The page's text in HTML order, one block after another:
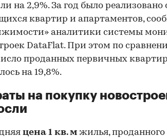
на 2,9%. За год было реализовано
квартир и апартаментов,
аналитики системы
DataFlat. При этом по
проданных первичных
на 19,8%.
на покупку
цена 1 кв. м жилья, проданного